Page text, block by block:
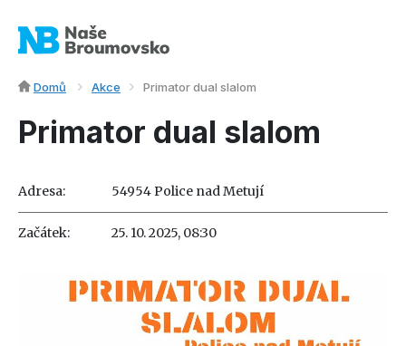
Domů Akce Primator dual slalom
Primator dual slalom
Adresa: 54954 Police nad Metují
Začátek: 25. 10. 2025, 08:30